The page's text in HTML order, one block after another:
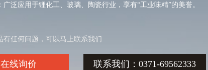
广泛应用于锂化工、玻璃、陶瓷行业，享有“工业味精”的美誉。
有任何问题，可以马上联系我们
在线询价 联系我们：0371-69562333